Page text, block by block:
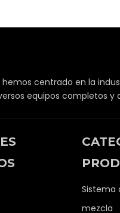
hemos centrado en la
equipos completos
Sistema
mezcla